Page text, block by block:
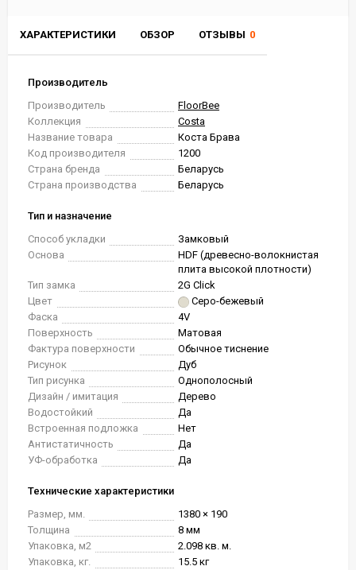
ХАРАКТЕРИСТИКИ ОБЗОР ОТЗЫВЫ 0
Производитель
Производитель
FloorBee
Коллекция
Costa
Название товара
Коста Брава
Код производителя
1200
Страна бренда
Беларусь
Страна производства
Беларусь
Тип и назначение
Способ укладки
Замковый
Основа
HDF (древесно-волокнистая
плита высокой плотности)
Тип замка
2G Click
Цвет
Серо-бежевый
Фаска
4V
Поверхность
Матовая
Фактура поверхности
Обычное тиснение
Рисунок
Дуб
Тип рисунка
Однополосный
Дизайн / имитация
Дерево
Водостойкий
Да
Встроенная подложка
Нет
Антистатичность
Да
УФ-обработка
Да
Технические характеристики
Размер, мм.
1380 × 190
Толщина
8 мм
Упаковка, м2
2.098 кв. м.
Упаковка, кг.
15.5 кг